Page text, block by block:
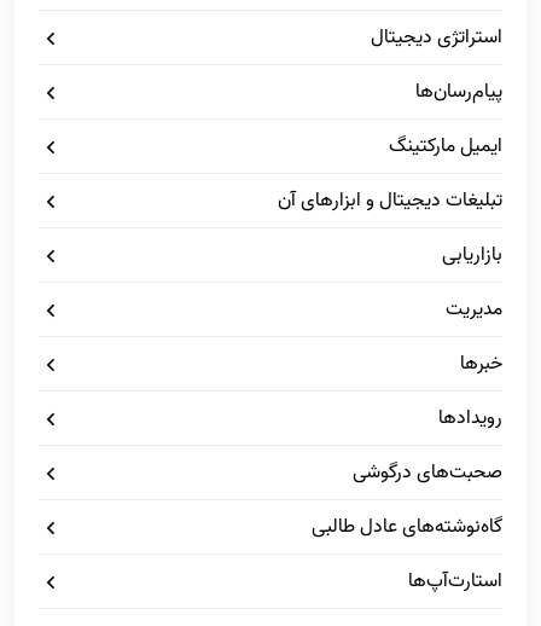
استراتژی دیجیتال
پیام‌رسان‌ها
ایمیل مارکتینگ
تبلیغات دیجیتال و ابزارهای آن
بازاریابی
مدیریت
خبرها
رویدادها
صحبت‌های درگوشی
گاه‌نوشته‌های عادل طالبی
استارت‌آپ‌ها